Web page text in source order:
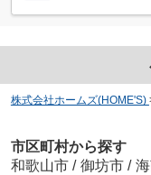
株式会社ホームズ(HOME'S)
市区町村から探す
和歌山市 / 御坊市 /